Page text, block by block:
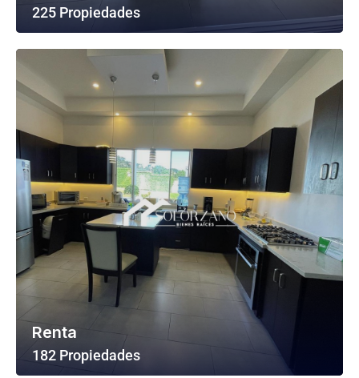
225 Propiedades
Ver Todas Las Propiedades
Renta
182 Propiedades